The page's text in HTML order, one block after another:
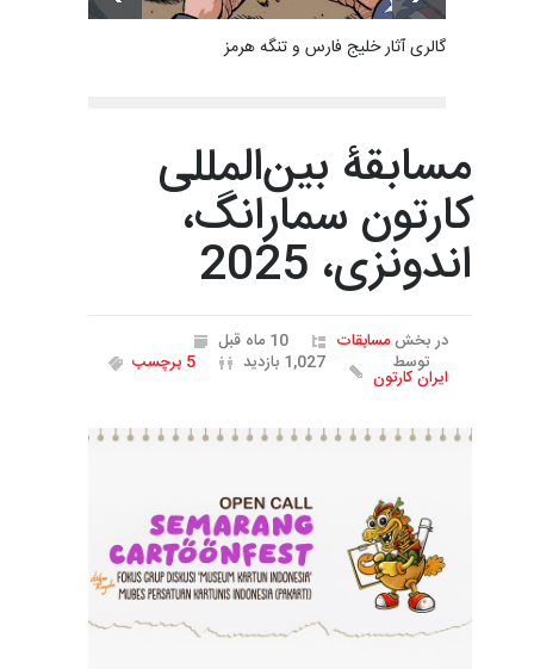
گالری آثار خلیج فارس و تنگه هرمز
مسابقۀ بین‌المللی
کارتون سمارانگ،
اندونزی، 2025
در بخشمسابقات
10 ماه قبل
توسط
ایران کارتون
1,027 بازدید 5 برچسب